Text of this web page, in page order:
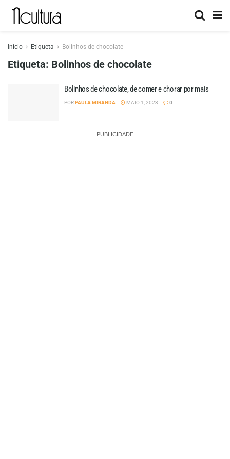
Início Etiqueta Bolinhos de chocolate
Etiqueta: Bolinhos de chocolate
Bolinhos de chocolate, de comer e chorar por mais
PORPAULA MIRANDA MAIO 1, 2023 0
PUBLICIDADE